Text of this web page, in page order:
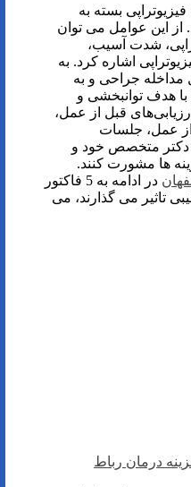
بسته به
از این عوامل می توان
شدت آسیب،
اشاره کرد. به
جراحی و به
با هدف توانبخشی و
قبل از عمل،
عمل، جلسات
دکتر متخصص خود و
ها مشورت کنند.
در ادامه به 5 فاکتور
تاثیر می گذارند، می
درمان رباط